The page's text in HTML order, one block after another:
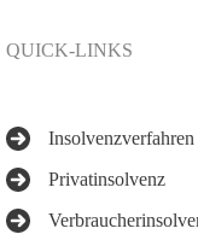
QUICK-LINKS
Insolvenzverfahren
Privatinsolvenz